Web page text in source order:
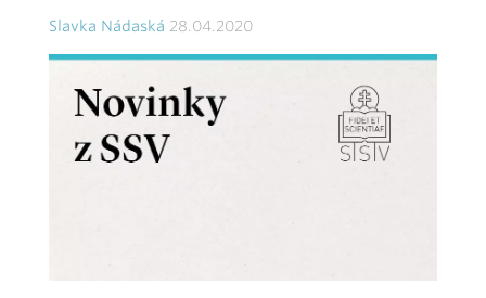
Slavka Nádaská 28.04.2020